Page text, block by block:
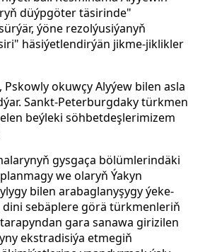
düýpgöter täsirinde"
ýöne rezolýusiýanyň
häsiýetlendirýän jikme-jiklikler
Pskowly okuwçy Alyýew bilen asla
Sankt-Peterburgdaky türkmen
beýleki söhbetdeşlerimizem
gysgaça bölümlerindäki
we olaryň Ýakyn
bilen arabaglanyşygy ýeke-
sebäplere görä türkmenleriň
gara sanawa girizilen
ekstradisiýa etmegiň